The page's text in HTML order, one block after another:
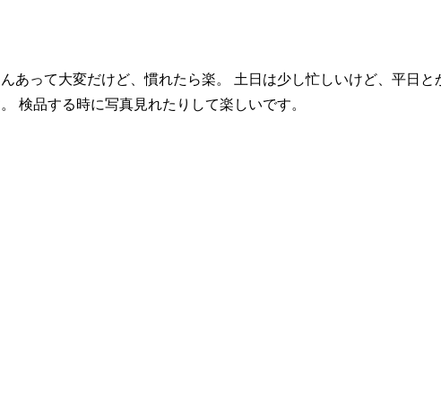
あって大変だけど、慣れたら楽。 土日は少し忙しいけど、平日
検品する時に写真見れたりして楽しいです。